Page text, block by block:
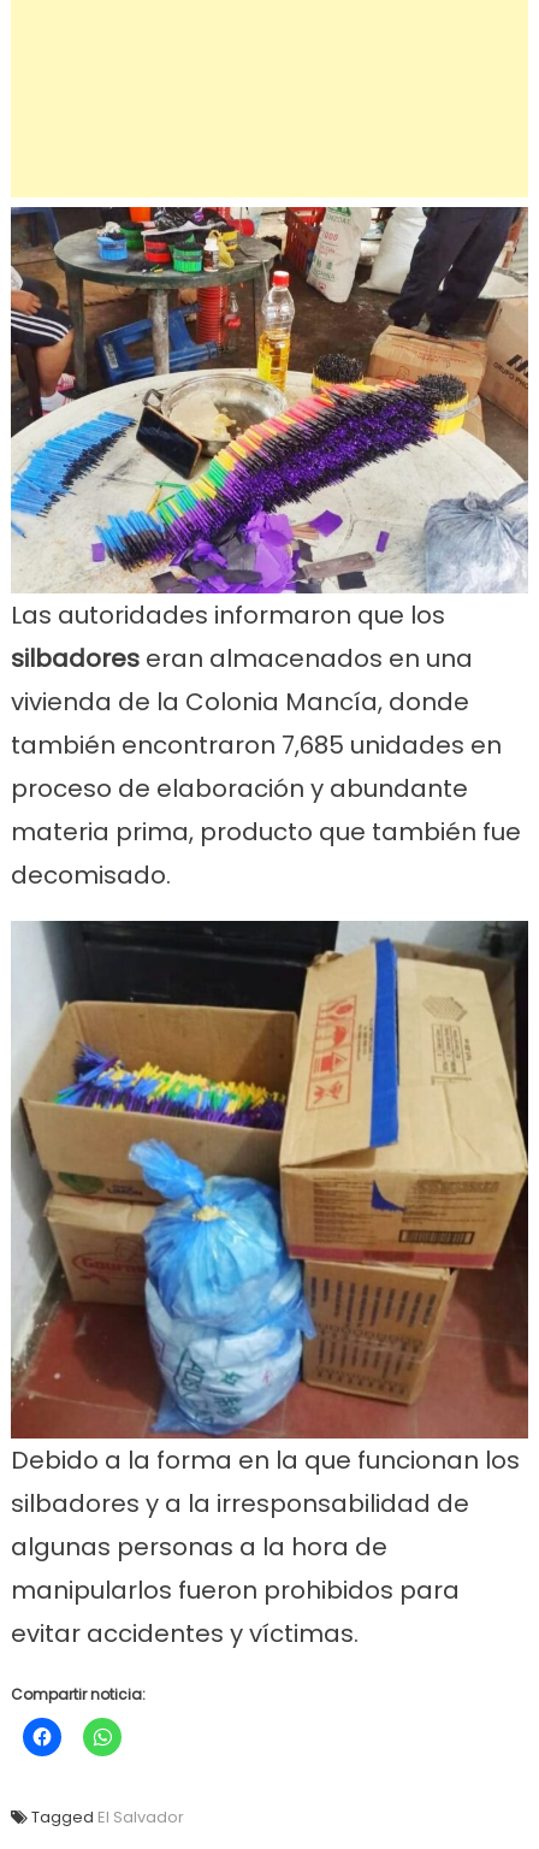
Las autoridades informaron que los
silbadoreseran almacenados en una
vivienda de la Colonia Mancía, donde
también encontraron 7,685 unidades en
proceso de elaboración y abundante
materia prima, producto que también fue
decomisado.
Debido a la forma en la que funcionan los
silbadores y a la irresponsabilidad de
algunas personas a la hora de
manipularlos fueron prohibidos para
evitar accidentes y víctimas.
Compartir noticia:
Tagged El Salvador